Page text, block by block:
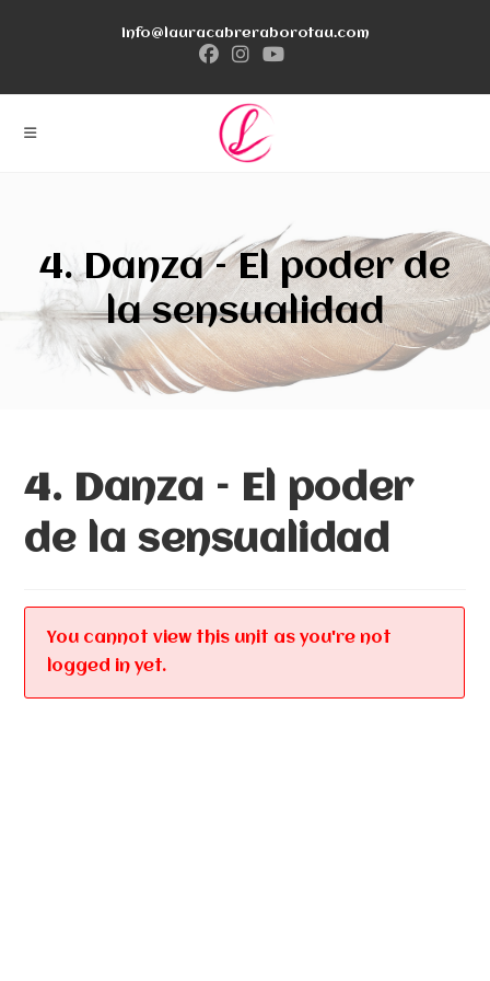
info@lauracabreraborotau.com
4. Danza – El poder de
la sensualidad
4. Danza – El poder
de la sensualidad
You cannot view this unit as you're not
logged in yet.